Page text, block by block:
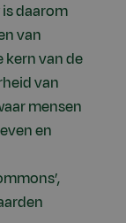
daarom
van
kern van de
van
mensen
en